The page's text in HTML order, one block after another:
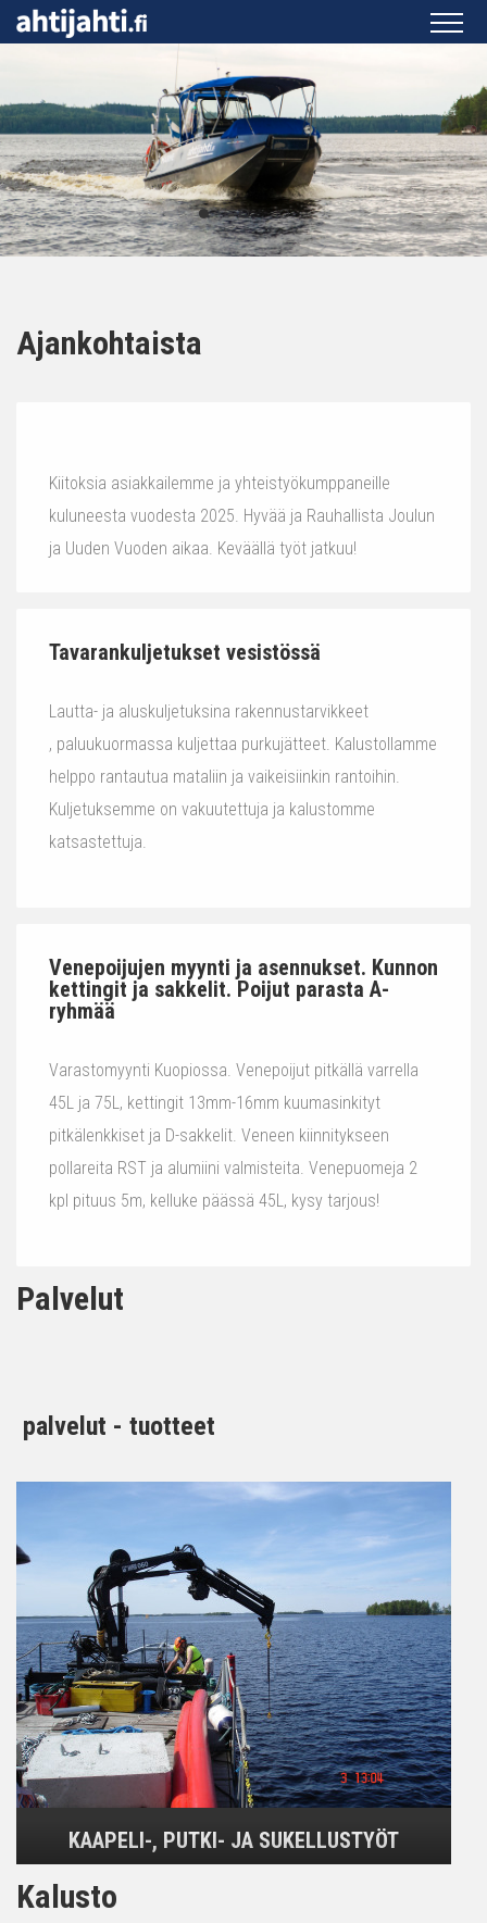
Ajankohtaista
Kiitoksia asiakkailemme ja yhteistyökumppaneille
kuluneesta vuodesta 2025. Hyvää ja Rauhallista Joulun
ja Uuden Vuoden aikaa. Keväällä työt jatkuu!
Tavarankuljetukset vesistössä
Lautta- ja aluskuljetuksina rakennustarvikkeet
, paluukuormassa kuljettaa purkujätteet. Kalustollamme
helppo rantautua mataliin ja vaikeisiinkin rantoihin.
Kuljetuksemme on vakuutettuja ja kalustomme
katsastettuja.
Venepoijujen myynti ja asennukset. Kunnon
kettingit ja sakkelit. Poijut parasta A-
ryhmää
Varastomyynti Kuopiossa. Venepoijut pitkällä varrella
45L ja 75L, kettingit 13mm-16mm kuumasinkityt
pitkälenkkiset ja D-sakkelit. Veneen kiinnitykseen
pollareita RST ja alumiini valmisteita. Venepuomeja 2
kpl pituus 5m, kelluke päässä 45L, kysy tarjous!
Palvelut
palvelut - tuotteet
KAAPELI-, PUTKI- JA SUKELLUSTYÖT
Kalusto